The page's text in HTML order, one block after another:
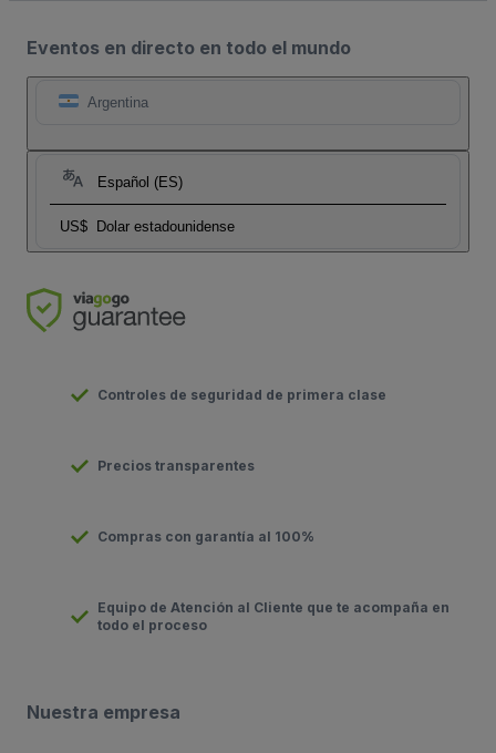
Eventos en directo en todo el mundo
Argentina
Español (ES)
US$ Dolar estadounidense
Controles de seguridad de primera clase
Precios transparentes
Compras con garantía al 100%
Equipo de Atención al Cliente que te acompaña en
todo el proceso
Nuestra empresa